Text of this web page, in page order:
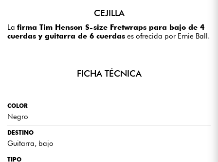
CEJILLA
La firma Tim Henson S-size Fretwraps para bajo de 4
cuerdas y guitarra de 6 cuerdas es ofrecida por Ernie Ball.
FICHA TÉCNICA
COLOR
Negro
DESTINO
Guitarra, bajo
TIPO